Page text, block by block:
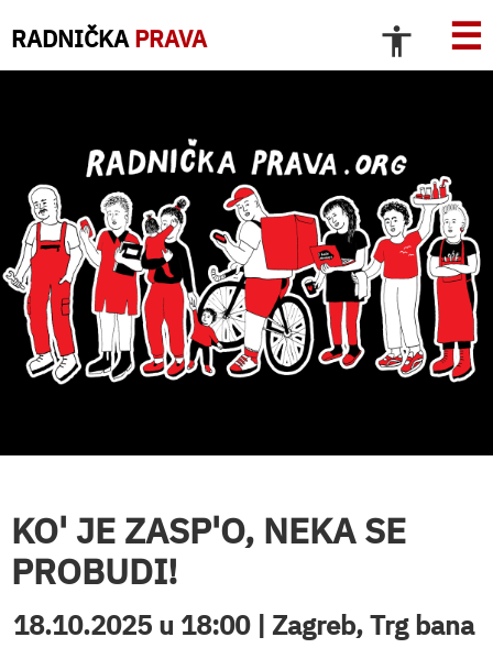
RADNIČKA PRAVA ☰
KO' JE ZASP'O, NEKA SE
PROBUDI!
18.10.2025 u 18:00 | Zagreb, Trg bana